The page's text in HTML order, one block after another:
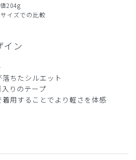
厚い
が、肩が落ちる感じでした。
204g
イズでの比較
イン
ちたシルエット
りのテープ
着用することでより軽さを体感